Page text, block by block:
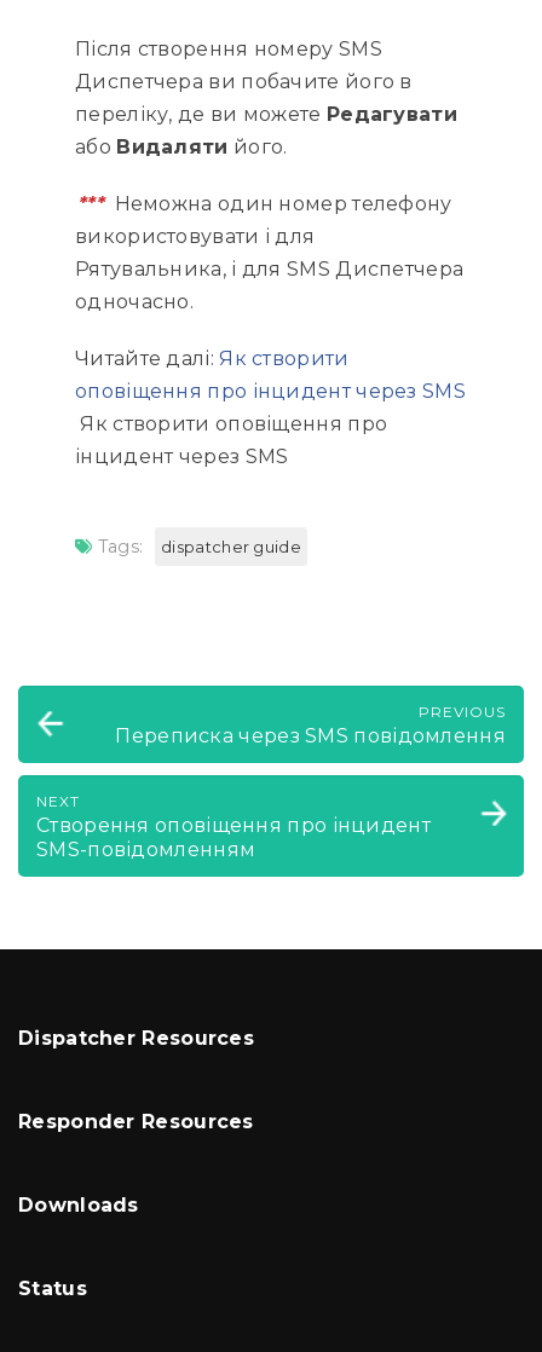
Після створення номеру SMS
Диспетчера ви побачите його в
переліку, де ви можете Редагувати
або Видаляти його.
*** Неможна один номер телефону
використовувати і для
Рятувальника, і для SMS Диспетчера
одночасно.
Читайте далі:Як створити
оповіщення про інцидент через SMS
Як створити оповіщення про
інцидент через SMS
Tags: dispatcher guide
PREVIOUS
Переписка через SMS повідомлення
NEXT
Створення оповіщення про інцидент
SMS-повідомленням
Dispatcher Resources
Responder Resources
Downloads
Status